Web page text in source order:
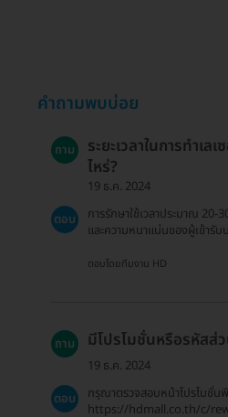
คำถามพบบ่อย
ถาม
ระยะเวลาในการทำเ
ไหร่?
19 ธ.ค. 2024
ตอบ
การรักษาใช้เวลาประมาณ
และความหนาแน่นของผู้เข้ารับ
ตอบโดยทีมงาน HD
ถาม มีโปรโมชั่นหรือรหัสส่
19 ธ.ค. 2024
ตอบ
กรุณาตรวจสอบหน้าโปรโมชั่น
https://hdmall.co.th/c/